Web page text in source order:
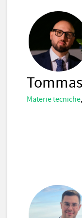
Materie tecniche,